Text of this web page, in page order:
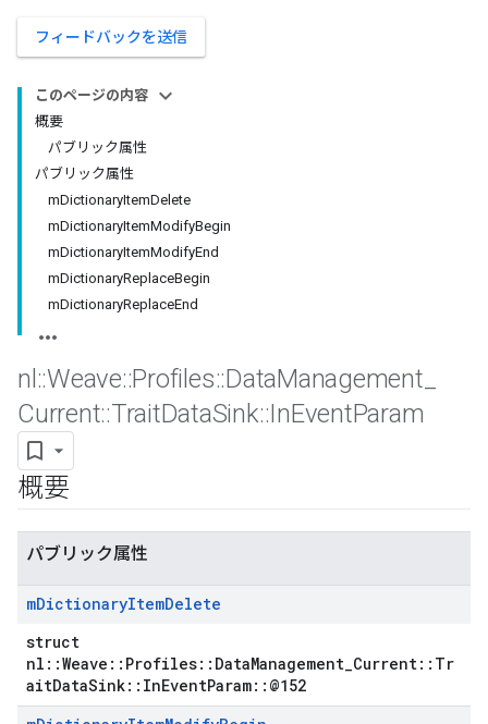
フィードバックを送信
このページの内容
概要
パブリック属性
パブリック属性
mDictionaryItemDelete
mDictionaryItemModifyBegin
mDictionaryItemModifyEnd
mDictionaryReplaceBegin
mDictionaryReplaceEnd
nl ::Weave::Profiles::DataManagement
Current::TraitDataSink::InEventParam
概要
パブリック属性
mDictionaryItemDelete
struct
nl::Weave::Profiles::DataManagement_Current::Tr
aitDataSink::InEventParam::@152